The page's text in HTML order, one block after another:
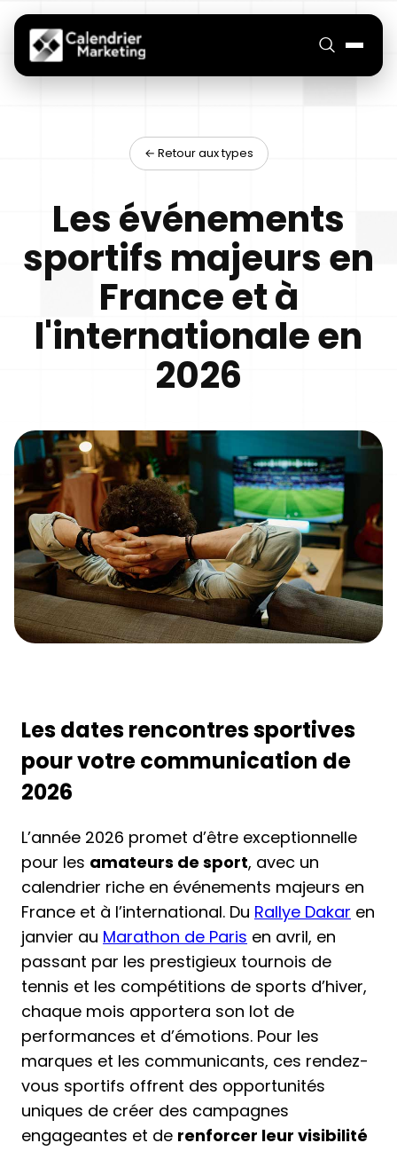
← Retour aux types
Les événements
sportifs majeurs en
France et à
l'internationale en
2026
Les dates rencontres sportives
pour votre communication de
2026
L’année 2026 promet d’être exceptionnelle
pour les amateurs de sport, avec un
calendrier riche en événements majeurs en
France et à l’international. Du Rallye Dakar en
janvier au Marathon de Paris en avril, en
passant par les prestigieux tournois de
tennis et les compétitions de sports d’hiver,
chaque mois apportera son lot de
performances et d’émotions. Pour les
marques et les communicants, ces rendez-
vous sportifs offrent des opportunités
uniques de créer des campagnes
engageantes et de renforcer leur visibilité